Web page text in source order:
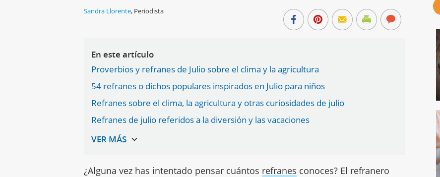
Sandra Llorente, Periodista
En este artículo
Proverbios y refranes de Julio sobre el clima y la agricultura
54 refranes o dichos populares inspirados en Julio para niños
Refranes sobre el clima, la agricultura y otras curiosidades de julio
Refranes de julio referidos a la diversión y las vacaciones
¿Alguna vez has intentado pensar cuántos refranes conoces? El refranero